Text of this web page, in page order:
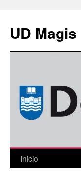
contenido
UD Magis
Inicio